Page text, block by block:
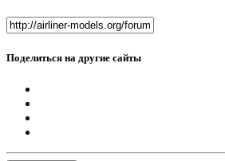
Поделиться на другие сайты